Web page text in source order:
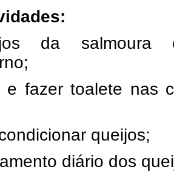
da salmoura
e fazer toalete nas
queijos;
diário dos